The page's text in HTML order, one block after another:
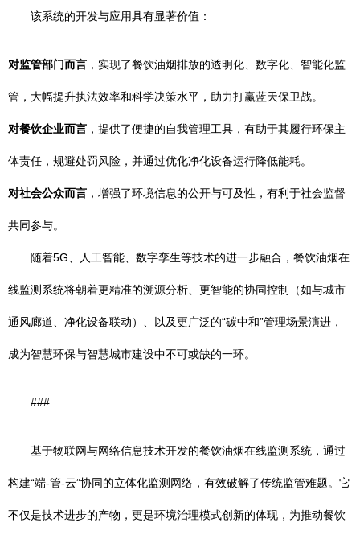
该系统的开发与应用具有显著价值：
对监管部门而言 ，实现了餐饮油烟排放的透明化、数字化、智能化监
管，大幅提升执法效率和科学决策水平，助力打赢蓝天保卫战。
对餐饮企业而言 ，提供了便捷的自我管理工具，有助于其履行环保主
体责任，规避处罚风险，并通过优化净化设备运行降低能耗。
对社会公众而言 ，增强了环境信息的公开与可及性，有利于社会监督
共同参与。
随着5G、人工智能、数字孪生等技术的进一步融合，餐饮油烟在
线监测系统将朝着更精准的溯源分析、更智能的协同控制（如与城市
通风廊道、净化设备联动）、以及更广泛的“碳中和”管理场景演进，
成为智慧环保与智慧城市建设中不可或缺的一环。
###
基于物联网与网络信息技术开发的餐饮油烟在线监测系统，通过
构建“端-管-云”协同的立体化监测网络，有效破解了传统监管难题。它
不仅是技术进步的产物，更是环境治理模式创新的体现，为推动餐饮